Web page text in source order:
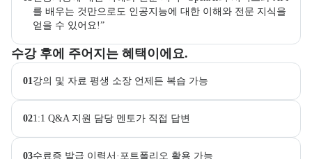
를 배우는 것만으로도 인공지능에 대한 이해와 전문 지식을
얻을 수 있어요!”
수강 후에 주어지는 혜택이에요.
교육과정 수강 시 제공되는 혜택 목록을 안내한다.
01강의 및 자료 평생 소장 언제든 복습 가능
021:1 Q&A 지원 담당 멘토가 직접 답변
03수료증 발급 이력서·포트폴리오 활용 가능